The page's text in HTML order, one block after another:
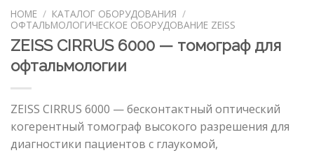
HOME / КАТАЛОГ ОБОРУДОВАНИЯ /
ОФТАЛЬМОЛОГИЧЕСКОЕ ОБОРУДОВАНИЕ ZEISS
ZEISS CIRRUS 6000 — томограф для
офтальмологии
ZEISS CIRRUS 6000 — бесконтактный оптический
когерентный томограф высокого разрешения для
диагностики пациентов с глаукомой,